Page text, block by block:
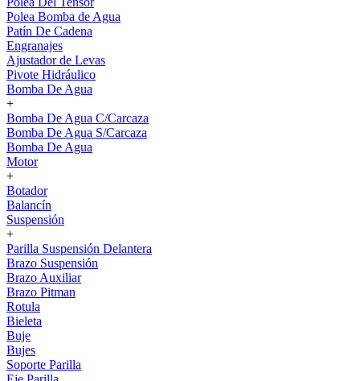
Polea Bomba de Agua
Patín De Cadena
Engranajes
Ajustador de Levas
Pivote Hidráulico
Bomba De Agua
+
Bomba De Agua C/Carcaza
Bomba De Agua S/Carcaza
Bomba De Agua
Motor
+
Botador
Balancín
Suspensión
+
Parilla Suspensión Delantera
Brazo Suspensión
Brazo Auxiliar
Brazo Pitman
Rotula
Bieleta
Buje
Bujes
Soporte Parilla